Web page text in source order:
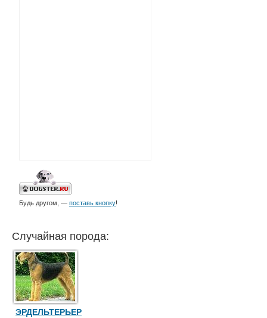
Будь другом, — поставь кнопку!
Случайная порода:
ЭРДЕЛЬТЕРЬЕР